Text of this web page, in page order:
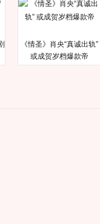
《情圣》肖央“真诚出轨”
或成贺岁档爆款帝